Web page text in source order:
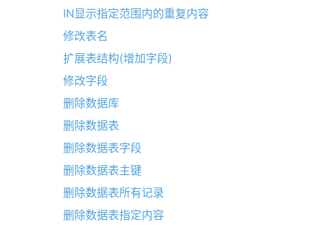
IN显示指定范围内的重复内容
修改表名
扩展表结构(增加字段)
修改字段
删除数据库
删除数据表
删除数据表字段
删除数据表主键
删除数据表所有记录
删除数据表指定内容